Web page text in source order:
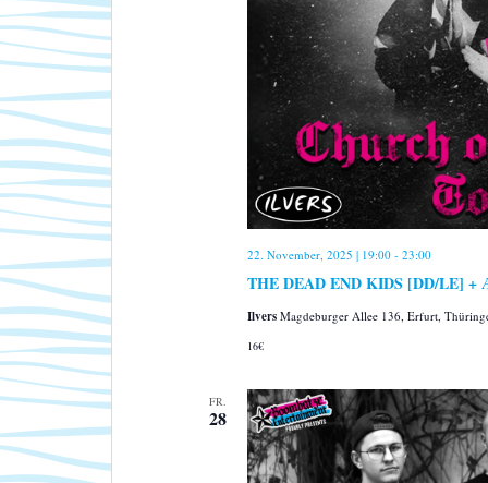
THE DEAD END KIDS [DD/LE]
22. November, 2025 | 19:00- 23:00
Ilvers Magdeburger Allee 136, Erfurt,
16€
FR.
28